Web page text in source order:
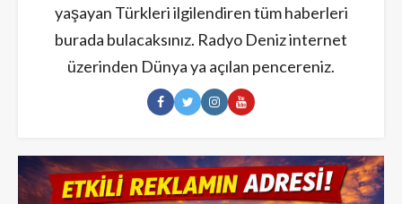
yaşayan Türkleri ilgilendiren tüm haberleri
burada bulacaksınız. Radyo Deniz internet
üzerinden Dünya ya açılan pencereniz.